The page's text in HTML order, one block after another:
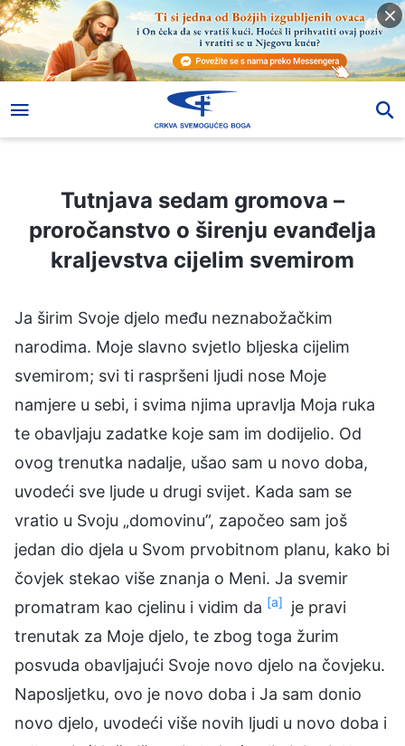
Tutnjava sedam gromova –
proročanstvo o širenju evanđelja
kraljevstva cijelim svemirom
Ja širim Svoje djelo među neznabožačkim
narodima. Moje slavno svjetlo bljeska cijelim
svemirom; svi ti raspršeni ljudi nose Moje
namjere u sebi, i svima njima upravlja Moja ruka
te obavljaju zadatke koje sam im dodijelio. Od
ovog trenutka nadalje, ušao sam u novo doba,
uvodeći sve ljude u drugi svijet. Kada sam se
vratio u Svoju „domovinu”, započeo sam još
jedan dio djela u Svom prvobitnom planu, kako bi
čovjek stekao više znanja o Meni. Ja svemir
promatram kao cjelinu i vidim da [a]
je pravi
trenutak za Moje djelo, te zbog toga žurim
posvuda obavljajući Svoje novo djelo na čovjeku.
Naposljetku, ovo je novo doba i Ja sam donio
novo djelo, uvodeći više novih ljudi u novo doba i